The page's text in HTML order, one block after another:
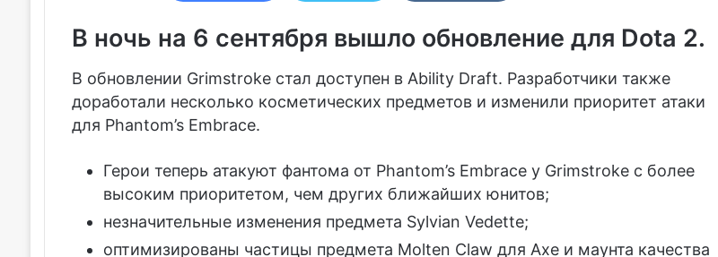
В ночь на 6 сентября вышло обновление для Dota 2.
В обновлении Grimstroke стал доступен в Ability Draft. Разработчики также
доработали несколько косметических предметов и изменили приоритет атаки
для Phantom’s Embrace.
Герои теперь атакуют фантома от Phantom’s Embrace у Grimstroke с более
высоким приоритетом, чем других ближайших юнитов;
незначительные изменения предмета Sylvian Vedette;
оптимизированы частицы предмета Molten Claw для Axe и маунта качества